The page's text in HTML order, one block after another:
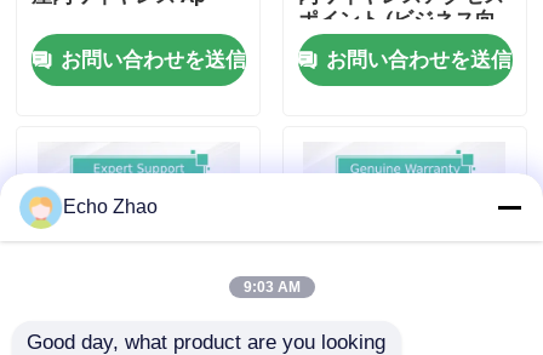
品質管理
ニュース
見積もりを依頼する
お問い合わせを送信
ポイント (ビジネス向
け)
お問い合わせを送信
Echo Zhao
9:03 AM
Good day, what product are you looking